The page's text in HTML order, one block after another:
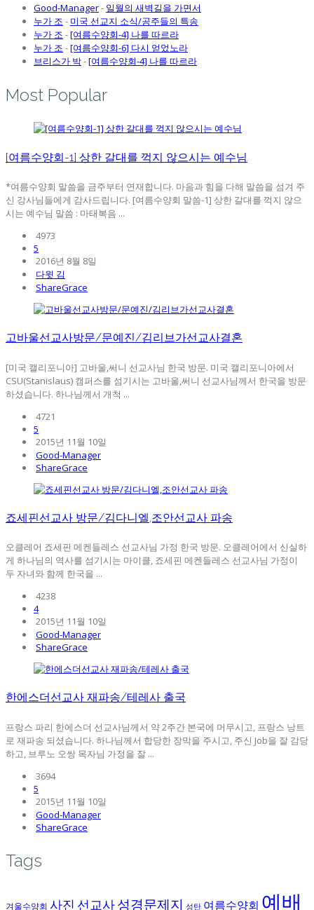
Good-Manager- 일월의 새벽길을 가면서
누가 조 - 미국 선교지 소식/공주들의 특송
누가 조 -[여름수양회-4] 나를 따르라
누가 조 -[여름수양회-6] 다시 얻었노라
브리스가 박-[여름수양회-4] 나를 따르라
Most Popular
[여름수양회-1] 상한 갈대를 꺽지 않으시는 예수님
*여름수양회 말씀을 금주부터 연재합니다. 마음과 힘을 다해 말씀을 섬겨 주
신 강사님들에게 감사드립니다. [여름수양회 말씀-1] 상한 갈대를 꺽지 않으
시는 예수님 말씀 : 마태복음 ...
4973
5
2016년 8월 8일
다윗 김
ShareGrace
고바울선교사방문/문예진/김리브가선교사결혼
[미국 캘리포니아] 고바울,써니 선교사님 한국 방문. 미국 캘리포니아에서
CSU(Stanislaus) 캠퍼스를 섬기시는 고바울,써니 선교사님께서 한국을 방문
하셨습니다. 하나님께서 개척 ...
4721
5
2015년 11월 10일
Good-Manager
ShareGrace
죠세핀선교사 방문/김다니엘,조안선교사 파송
오클레어 죠세핀 메켄들레스 선교사님 가정 한국 방문. 오클레어에서 신실하
게 하나님의 역사를 섬기시는 마이클, 죠세핀 메켄들레스 선교사님 가정이
두 자녀와 함께 한국을 ...
4238
4
2015년 11월 10일
Good-Manager
ShareGrace
한에스더선교사 재파송/테레사 출국
프랑스 파리 한에스더 선교사님께서 약 2주간 본국에 머무시고, 프랑스 낭트
로 재파송 되셨습니다. 하나님께서 합당한 장막을 주시고, 주신 Job을 잘 감당
하고, 브루노 오쌍 목자님 가정을 잘 ...
3694
5
2015년 11월 10일
Good-Manager
ShareGrace
Tags
겨울수양회 사진 선교사성경문제지 성탄 여름수양회 예배